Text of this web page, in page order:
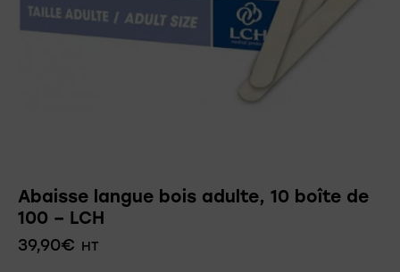
Abaisse langue bois adulte, 10 boîte de
100 – LCH
39,90€ HT